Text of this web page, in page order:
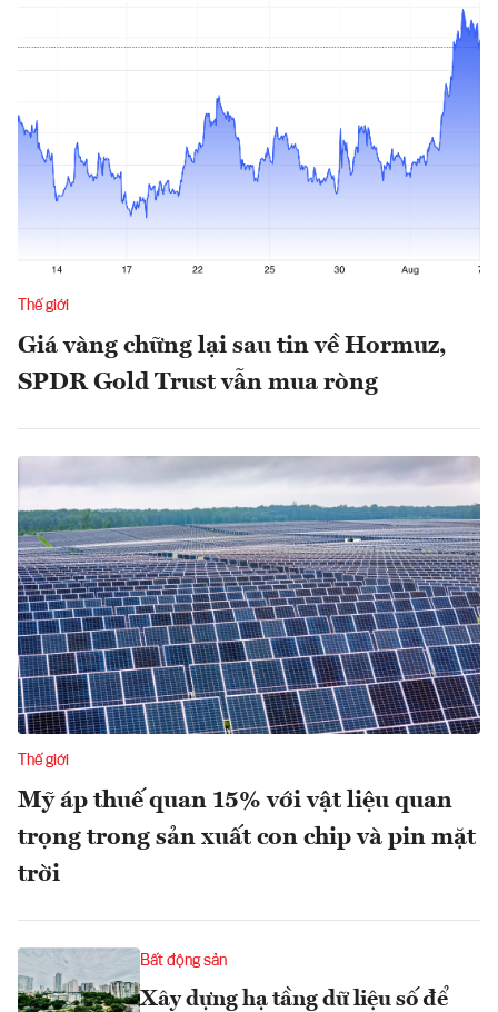
Thế giới
Giá vàng chững lại sau tin về Hormuz,
SPDR Gold Trust vẫn mua ròng
Thế giới
Mỹ áp thuế quan 15% với vật liệu quan
trọng trong sản xuất con chip và pin mặt
trời
Bất động sản
Xây dựng hạ tầng dữ liệu số để